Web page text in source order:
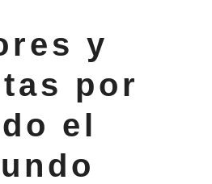
y
por
el